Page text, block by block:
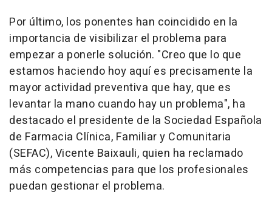
Por último, los ponentes han coincidido en la
importancia de visibilizar el problema para
empezar a ponerle solución. "Creo que lo que
estamos haciendo hoy aquí es precisamente la
mayor actividad preventiva que hay, que es
levantar la mano cuando hay un problema", ha
destacado el presidente de la Sociedad Española
de Farmacia Clínica, Familiar y Comunitaria
(SEFAC), Vicente Baixauli, quien ha reclamado
más competencias para que los profesionales
puedan gestionar el problema.